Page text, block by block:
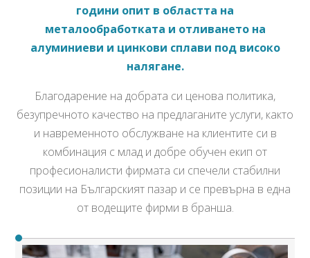
години опит в областта на
металообработката и отливането на
алуминиеви и цинкови сплави под високо
налягане.
Благодарение на добрата си ценова политика,
безупречното качество на предлаганите услуги, както
и навременното обслужване на клиентите си в
комбинация с млад и добре обучен екип от
професионалисти фирмата си спечели стабилни
позиции на Българският пазар и се превърна в една
от водещите фирми в бранша.